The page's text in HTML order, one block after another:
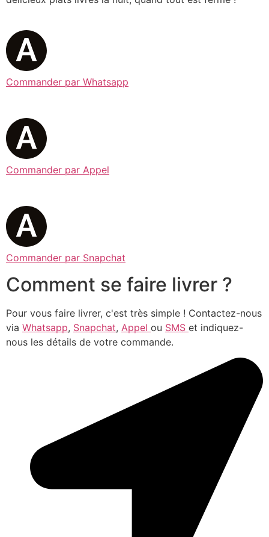
Commander par Whatsapp
Commander par Appel
Commander par Snapchat
Comment se faire livrer ?
Pour vous faire livrer, c'est très simple ! Contactez-nous
via Whatsapp, Snapchat, Appel ou SMS et indiquez-
nous les détails de votre commande.